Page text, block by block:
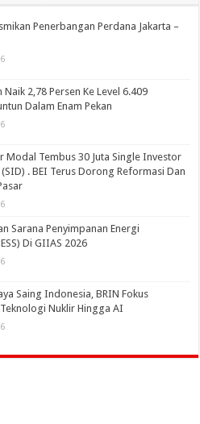
Penerbangan Perdana Jakarta –
2,78 Persen Ke Level 6.409
Dalam Enam Pekan
Modal Tembus 30 Juta Single Investor
. BEI Terus Dorong Reformasi Dan
Sarana Penyimpanan Energi
Di GIIAS 2026
Saing Indonesia, BRIN Fokus
Nuklir Hingga AI